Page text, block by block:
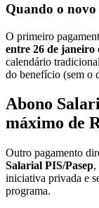
Quando o
O primeiro
entre 26 de janeiro
calendário
do benefício (sem o
Abono
máximo de
Outro pagamento
Salarial PIS/Pasep,
iniciativa privada e
programa.